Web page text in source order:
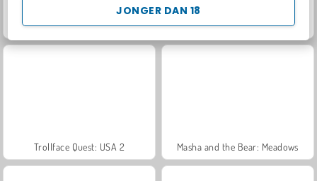
JONGER DAN 18
Juice Merge Grand Mahjong Connect
Trollface Quest: USA 2 Masha and the Bear: Meadows